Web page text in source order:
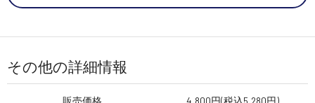
その他の詳細情報
販売価格 4,800円(税込5,280円)